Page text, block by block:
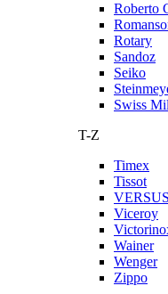
Roberto
Rotary
Sandoz
Seiko
Swiss
T-Z
Timex
Tissot
Viceroy
Wainer
Wenger
Zippo